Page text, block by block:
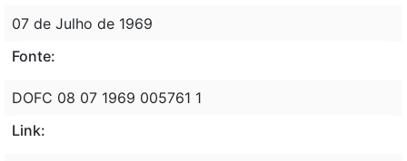
07 de Julho de 1969
Fonte:
DOFC 08 07 1969 005761 1
Link: